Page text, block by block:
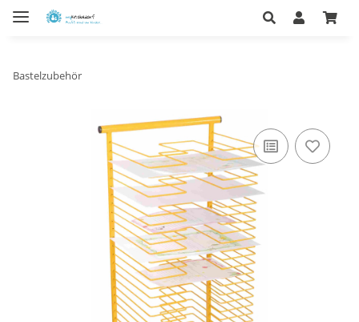
Bastelzubehör